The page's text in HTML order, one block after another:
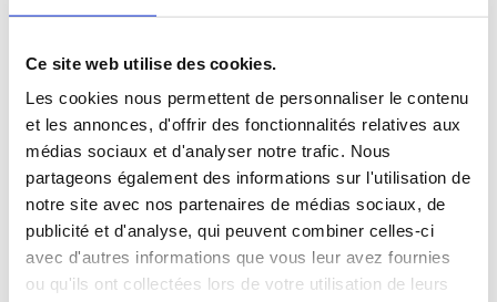
Ce site web utilise des cookies.
Les cookies nous permettent de personnaliser le contenu
et les annonces, d'offrir des fonctionnalités relatives aux
médias sociaux et d'analyser notre trafic. Nous
partageons également des informations sur l'utilisation de
notre site avec nos partenaires de médias sociaux, de
publicité et d'analyse, qui peuvent combiner celles-ci
avec d'autres informations que vous leur avez fournies
ou qu'ils ont collectées lors de votre utilisation de leurs
die aktuelle „kosmische
eine Orientierungshilfe bei
Entscheidungen. Beim Herannahen
eines „Sturms“ wissen Sie, wie Sie
sich vorbereiten müssen, um sich
zu schützen und ihn so gut wie
möglich zu überstehen. Wenn sich
eine Schönwetterperiode oder ein